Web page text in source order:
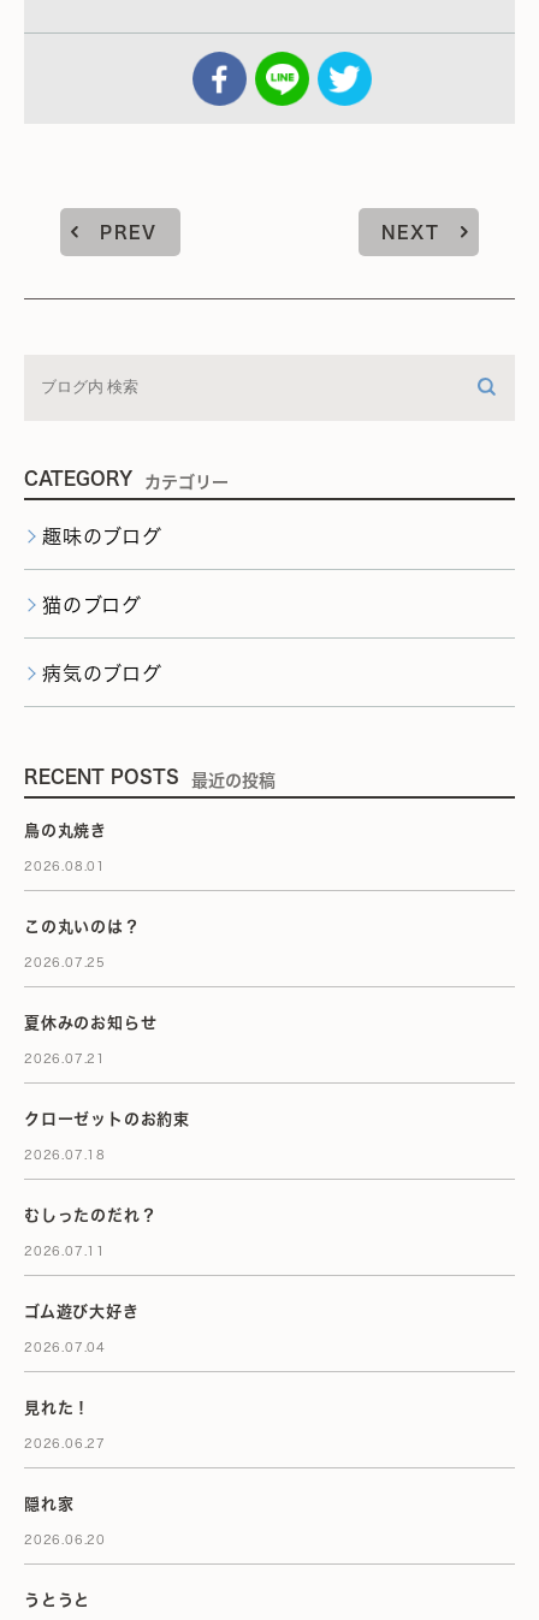
PREV NEXT
CATEGORY カテゴリー
趣味のブログ
猫のブログ
病気のブログ
RECENT POSTS 最近の投稿
鳥の丸焼き
2026.08.01
この丸いのは？
2026.07.25
夏休みのお知らせ
2026.07.21
クローゼットのお約束
2026.07.18
むしったのだれ？
2026.07.11
ゴム遊び大好き
2026.07.04
見れた！
2026.06.27
隠れ家
2026.06.20
うとうと